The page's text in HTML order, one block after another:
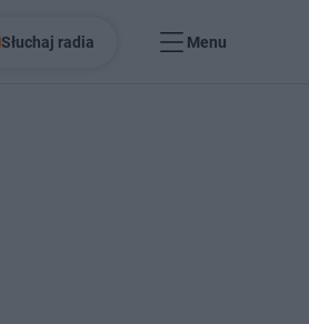
Słuchaj radia Menu